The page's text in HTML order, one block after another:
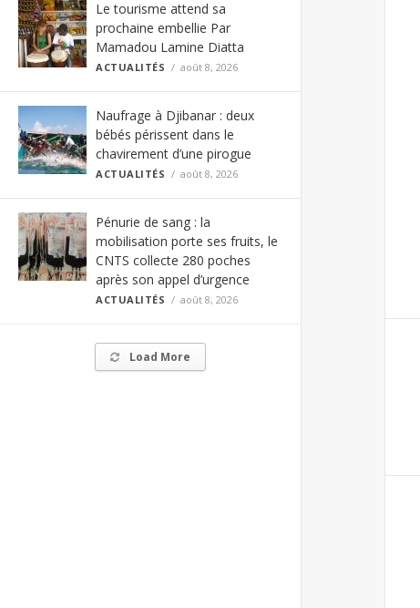
Le tourisme attend sa
prochaine embellie Par
Mamadou Lamine Diatta
ACTUALITÉS août 8, 2026
Naufrage à Djibanar : deux
bébés périssent dans le
chavirement d’une pirogue
ACTUALITÉS août 8, 2026
Pénurie de sang : la
mobilisation porte ses fruits, le
CNTS collecte 280 poches
après son appel d’urgence
ACTUALITÉS août 8, 2026
Load More